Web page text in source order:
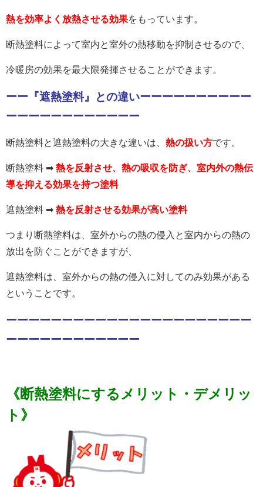
熱を効率よく放熱させる効果をもっています。
断熱塗料によって室内と室外の熱移動を抑制させるので、
冷暖房の効果を最大限発揮させる ことができます。
ーー『遮熱塗料』との違いーーーーーーーーーー
ーーーーーーーーーーーー
断熱塗料と遮熱塗料の大きな違いは、 熱の扱い方です。
断熱塗料 ➡ 熱を反射させ、熱の吸収を防ぎ、室内外の熱伝
導を抑える効果を持つ塗料
遮熱塗料 ➡ 熱を反射させる効果が高い塗料
つまり断熱塗料は、室外からの熱の侵入と室内からの熱の
放出を防ぐことができますが、
遮熱塗料は、室外からの熱の侵入に対してのみ効果がある
ということです。
ーーーーーーーーーーーーーーーーーーーーーー
ーーーーーーーーーーーー
《断熱塗料にするメリット・デメリッ
ト 》